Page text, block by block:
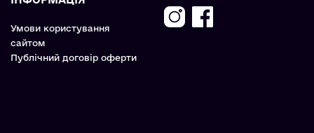
Умови користування
сайтом
Публічний договір оферти